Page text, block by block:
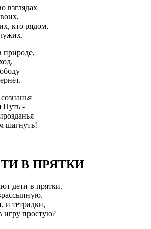
взглядах
кто рядом,
Путь -
шагнуть!
В ПРЯТКИ
дети в прятки.
и тетрадки,
игру простую?